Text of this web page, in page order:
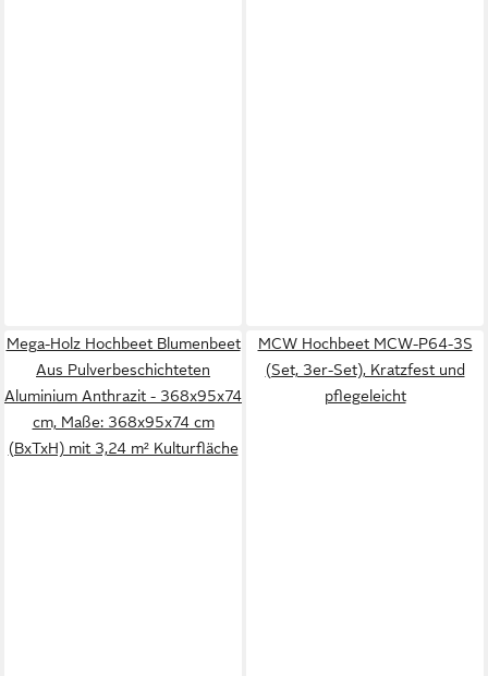
Mega-Holz Hochbeet Blumenbeet
Aus Pulverbeschichteten
Aluminium Anthrazit - 368x95x74
cm, Maße: 368x95x74 cm
(BxTxH) mit 3,24 m² Kulturfläche
MCW Hochbeet MCW-P64-3S
(Set, 3er-Set), Kratzfest und
pflegeleicht